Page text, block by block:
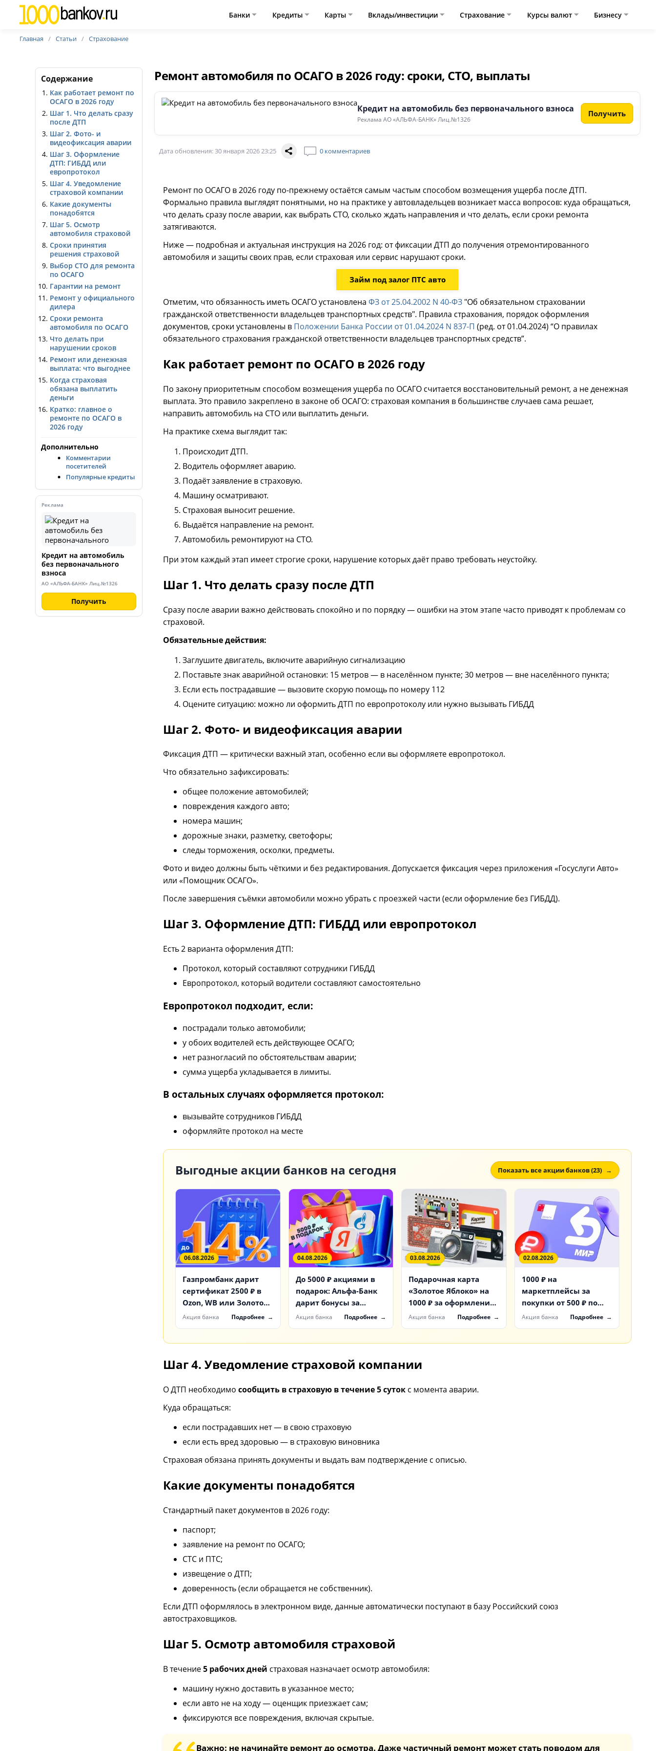
Банки Кредиты Карты Вклады/инвестиции Страхование Курсы валют Бизнесу
Главная Статьи Страхование
Ремонт автомобиля по ОСАГО в 2026 году: сроки, СТО, выплаты
Кредит на автомобиль без первоначального взноса
Реклама АО «АЛЬФА-БАНК» Лиц.№1326
Получить
Дата обновления: 30 января 2026 23:25 0 комментариев
Содержание
Как работает ремонт по
ОСАГО в 2026 году
Шаг 1. Что делать сразу
после ДТП
Шаг 2. Фото- и
видеофиксация аварии
Шаг 3. Оформление
ДТП: ГИБДД или
европротокол
Шаг 4. Уведомление
страховой компании
Какие документы
понадобятся
Шаг 5. Осмотр
автомобиля страховой
Сроки принятия
решения страховой
Выбор СТО для ремонта
по ОСАГО
Гарантии на ремонт
Ремонт у официального
дилера
Сроки ремонта
автомобиля по ОСАГО
Что делать при
нарушении сроков
Ремонт или денежная
выплата: что выгоднее
Когда страховая
обязана выплатить
деньги
Кратко: главное о
ремонте по ОСАГО в
2026 году
Дополнительно
Комментарии
посетителей
Популярные кредиты
Реклама
Кредит на автомобиль
без первоначального
взноса
АО «АЛЬФА-БАНК» Лиц.№1326
Получить
Ремонт по ОСАГО в 2026 году по-прежнему остаётся самым частым способом возмещения ущерба после ДТП.
Формально правила выглядят понятными, но на практике у автовладельцев возникает масса вопросов: куда обращаться,
что делать сразу после аварии, как выбрать СТО, сколько ждать направления и что делать, если сроки ремонта
затягиваются.
Ниже — подробная и актуальная инструкция на 2026 год: от фиксации ДТП до получения отремонтированного
автомобиля и защиты своих прав, если страховая или сервис нарушают сроки.
Займ под залог ПТС авто
Отметим, что обязанность иметь ОСАГО установлена ФЗ от 25.04.2002 N 40-ФЗ "Об обязательном страховании
гражданской ответственности владельцев транспортных средств". Правила страхования, порядок оформления
документов, сроки установлены в Положении Банка России от 01.04.2024 N 837-П (ред. от 01.04.2024) “О правилах
обязательного страхования гражданской ответственности владельцев транспортных средств”.
Как работает ремонт по ОСАГО в 2026 году
По закону приоритетным способом возмещения ущерба по ОСАГО считается восстановительный ремонт, а не денежная
выплата. Это правило закреплено в законе об ОСАГО: страховая компания в большинстве случаев сама решает,
направить автомобиль на СТО или выплатить деньги.
На практике схема выглядит так:
Происходит ДТП.
Водитель оформляет аварию.
Подаёт заявление в страховую.
Машину осматривают.
Страховая выносит решение.
Выдаётся направление на ремонт.
Автомобиль ремонтируют на СТО.
При этом каждый этап имеет строгие сроки, нарушение которых даёт право требовать неустойку.
Шаг 1. Что делать сразу после ДТП
Сразу после аварии важно действовать спокойно и по порядку — ошибки на этом этапе часто приводят к проблемам со
страховой.
Обязательные действия:
Заглушите двигатель, включите аварийную сигнализацию
Поставьте знак аварийной остановки: 15 метров — в населённом пункте; 30 метров — вне населённого пункта;
Если есть пострадавшие — вызовите скорую помощь по номеру 112
Оцените ситуацию: можно ли оформить ДТП по европротоколу или нужно вызывать ГИБДД
Шаг 2. Фото- и видеофиксация аварии
Фиксация ДТП — критически важный этап, особенно если вы оформляете европротокол.
Что обязательно зафиксировать:
общее положение автомобилей;
повреждения каждого авто;
номера машин;
дорожные знаки, разметку, светофоры;
следы торможения, осколки, предметы.
Фото и видео должны быть чёткими и без редактирования. Допускается фиксация через приложения «Госуслуги Авто»
или «Помощник ОСАГО».
После завершения съёмки автомобили можно убрать с проезжей части (если оформление без ГИБДД).
Шаг 3. Оформление ДТП: ГИБДД или европротокол
Есть 2 варианта оформления ДТП:
Протокол, который составляют сотрудники ГИБДД
Европротокол, который водители составляют самостоятельно
Европротокол подходит, если:
пострадали только автомобили;
у обоих водителей есть действующее ОСАГО;
нет разногласий по обстоятельствам аварии;
сумма ущерба укладывается в лимиты.
В остальных случаях оформляется протокол:
вызывайте сотрудников ГИБДД
оформляйте протокол на месте
Выгодные акции банков на сегодня Показать все акции банков (23)
06.08.2026
Газпромбанк дарит
сертификат 2500 ₽ в
Ozon, WB или Золотое
Яблоко за счет
«Доходный»
Акция банка Подробнее
04.08.2026
До 5000 ₽ акциями в
подарок: Альфа-Банк
дарит бонусы за
первые инвестиции
Акция банка Подробнее
03.08.2026
Подарочная карта
«Золотое Яблоко» на
1000 ₽ за оформление
Black Т-Банка
Акция банка Подробнее
02.08.2026
1000 ₽ на
маркетплейсы за
покупки от 500 ₽ по
карте МТС Деньги
Акция банка Подробнее
Шаг 4. Уведомление страховой компании
О ДТП необходимо сообщить в страховую в течение 5 суток с момента аварии.
Куда обращаться:
если пострадавших нет — в свою страховую
если есть вред здоровью — в страховую виновника
Страховая обязана принять документы и выдать вам подтверждение с описью.
Какие документы понадобятся
Стандартный пакет документов в 2026 году:
паспорт;
заявление на ремонт по ОСАГО;
СТС и ПТС;
извещение о ДТП;
доверенность (если обращается не собственник).
Если ДТП оформлялось в электронном виде, данные автоматически поступают в базу Российский союз
автостраховщиков.
Шаг 5. Осмотр автомобиля страховой
В течение5 рабочих дней страховая назначает осмотр автомобиля:
машину нужно доставить в указанное место;
если авто не на ходу — оценщик приезжает сам;
фиксируются все повреждения, включая скрытые.
Важно: не начинайте ремонт до осмотра. Даже частичный ремонт может стать поводом для